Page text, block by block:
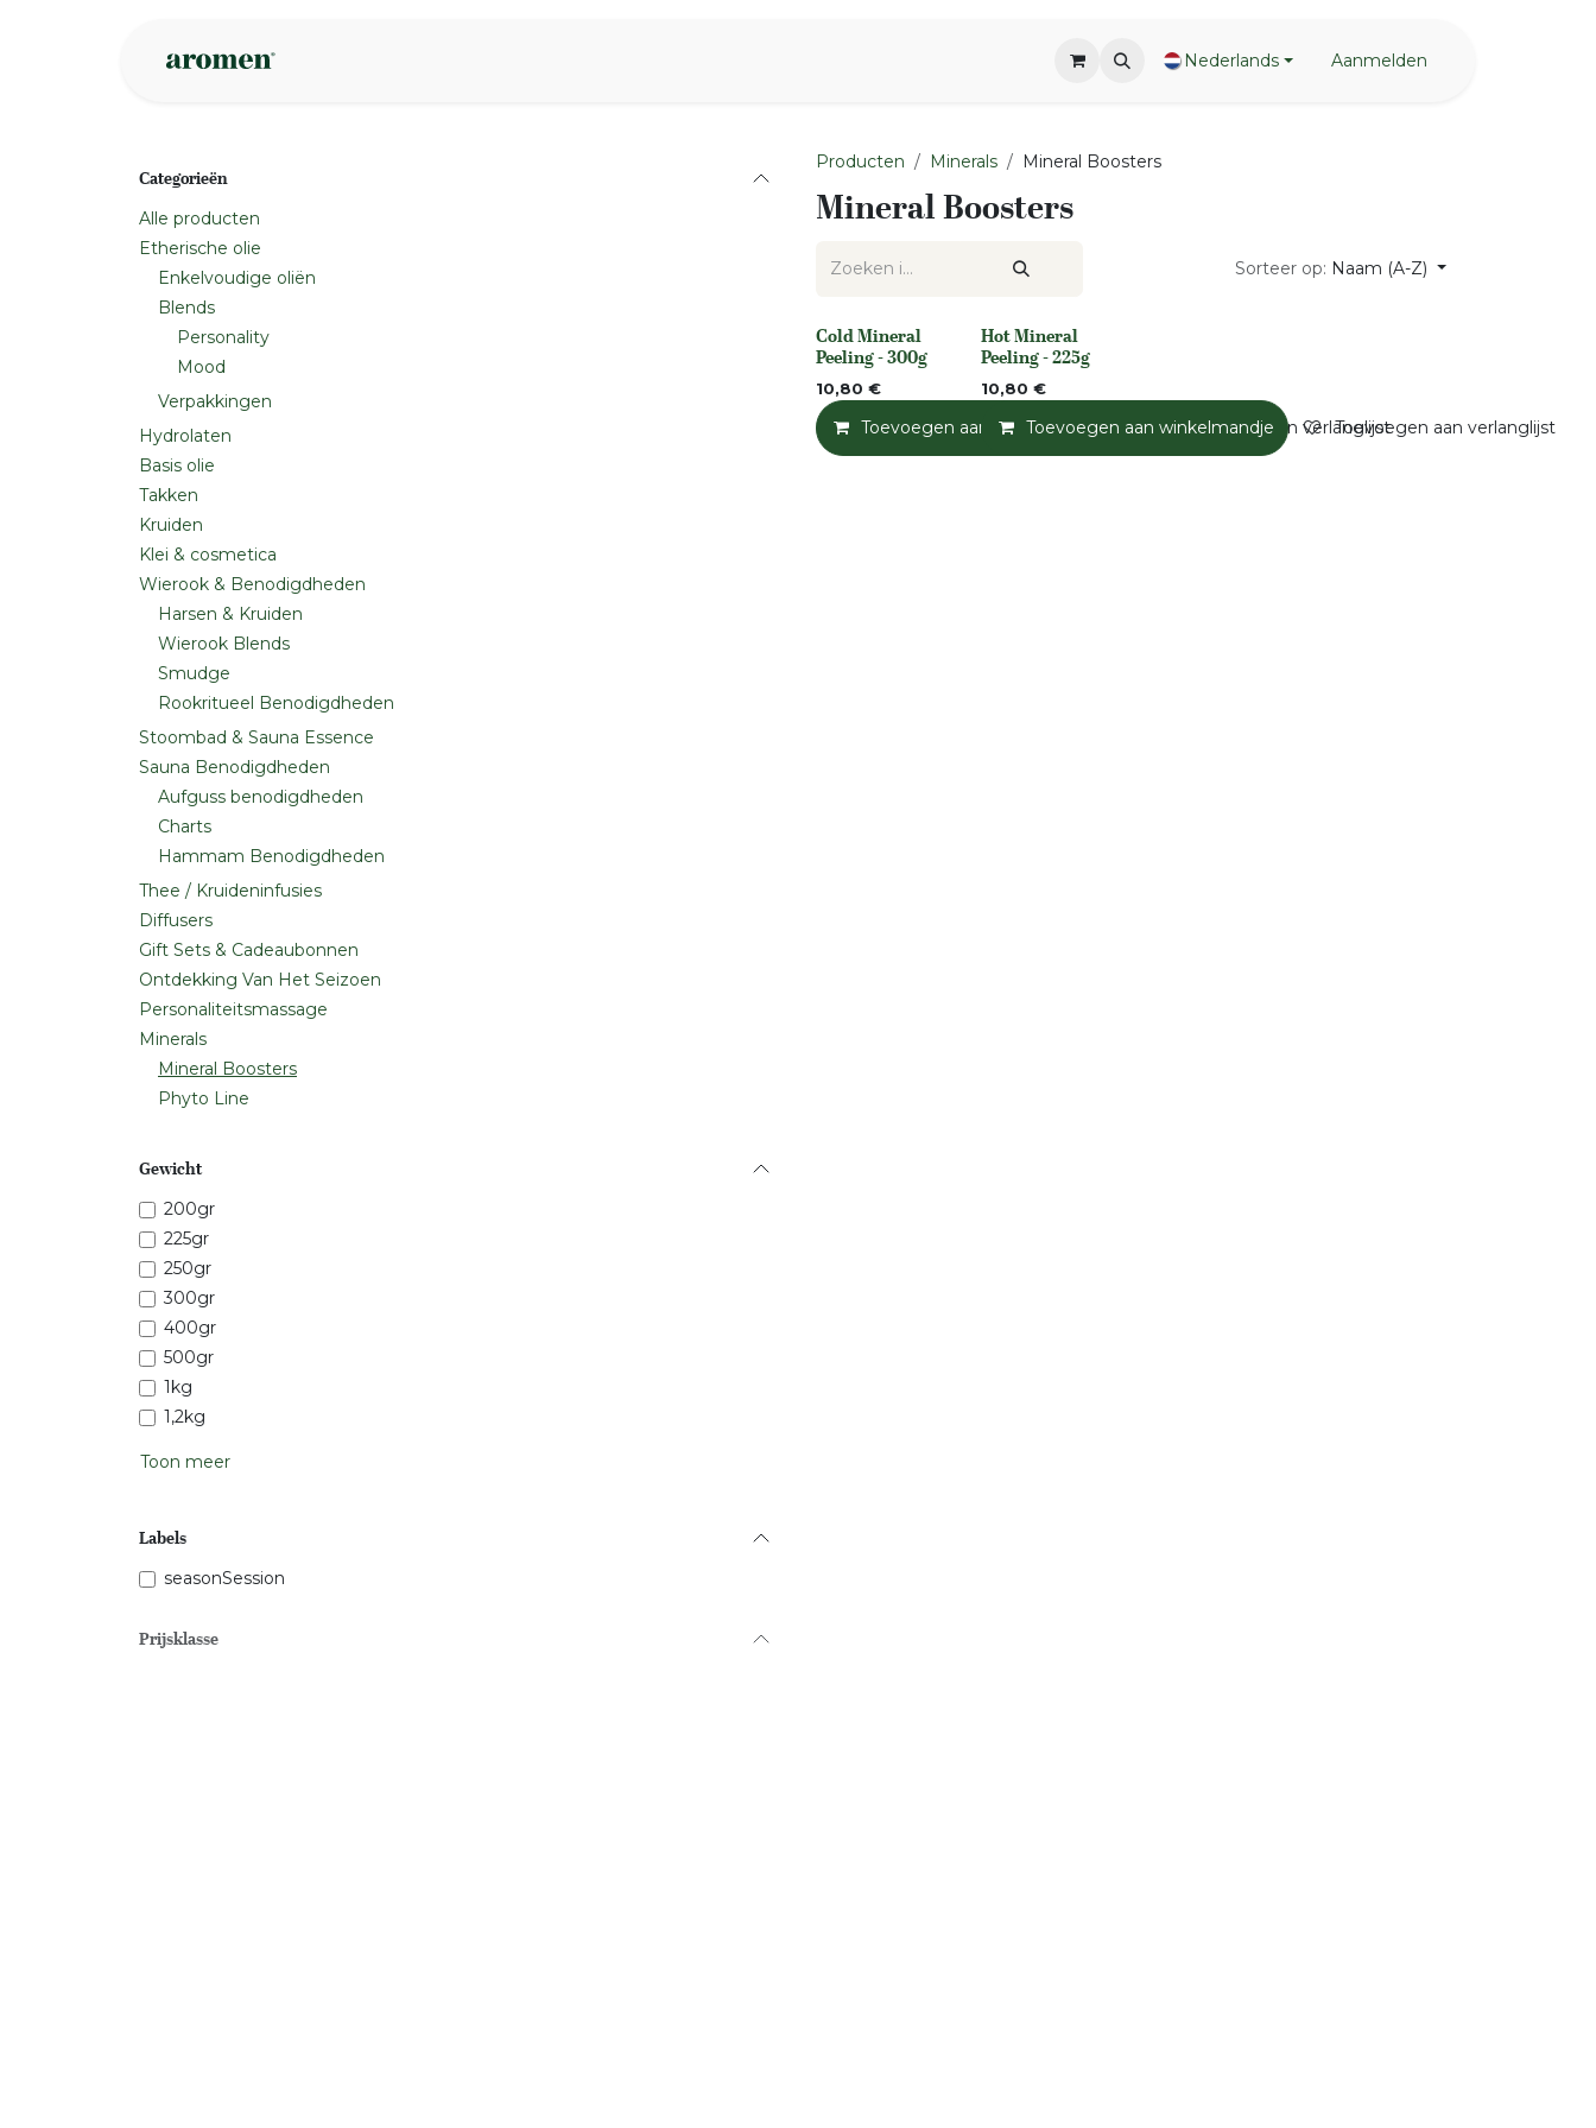
Nederlands Aanmelden
Categorieën
Alle producten
Etherische olie
Enkelvoudige oliën
Blends
Personality
Mood
Verpakkingen
Hydrolaten
Basis olie
Takken
Kruiden
Klei & cosmetica
Wierook & Benodigdheden
Harsen & Kruiden
Wierook Blends
Smudge
Rookritueel Benodigdheden
Stoombad & Sauna Essence
Sauna Benodigdheden
Aufguss benodigdheden
Charts
Hammam Benodigdheden
Thee / Kruideninfusies
Diffusers
Gift Sets & Cadeaubonnen
Ontdekking Van Het Seizoen
Personaliteitsmassage
Minerals
Mineral Boosters
Phyto Line
Gewicht
200gr
225gr
250gr
300gr
400gr
500gr
1kg
1,2kg
Toon meer
Labels
seasonSession
Prijsklasse
Producten Minerals Mineral Boosters
Mineral Boosters
Sorteer op: Naam (A-Z)
None
Cold Mineral
Peeling - 300g
10,80 €
Toevoegen aan winkelmandje Toevoegen aan verlanglijst
None
Hot Mineral
Peeling - 225g
10,80 €
Toevoegen aan winkelmandje Toevoegen aan verlanglijst